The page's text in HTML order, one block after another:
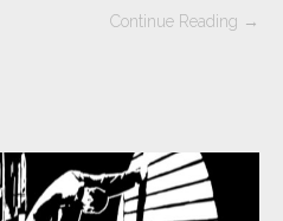
Continue Reading →